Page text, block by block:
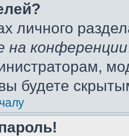
личного
на конференции
будете